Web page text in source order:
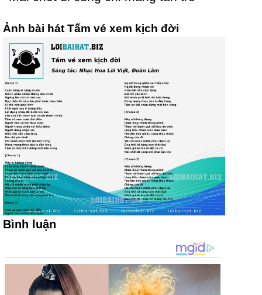
Ảnh bài hát Tấm vé xem kịch đời
Bình luận